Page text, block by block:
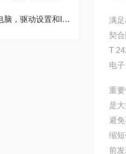
置和IP地址的常见问题。
满
契
T
电
重
是
避
缩
前